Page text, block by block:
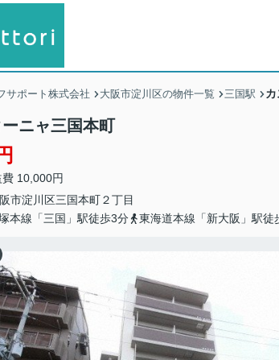
サポート株式会社 大阪市淀川区の物件一覧 三国駅
ニャ三国本町
10,000円
市淀川区三国本町２丁目
本線「三国」駅徒歩3分
東海道本線「新大阪」駅徒